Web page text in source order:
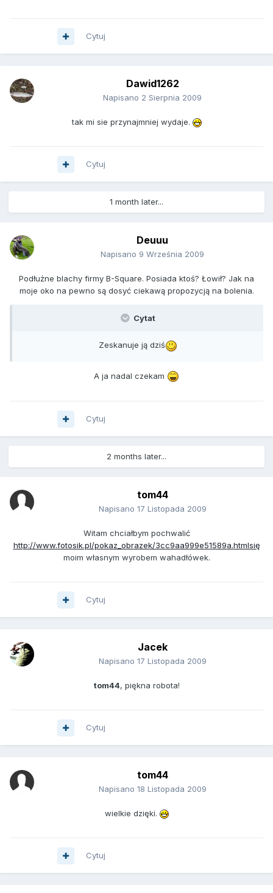
Cytuj
Dawid1262
Napisano 2 Sierpnia 2009
tak mi sie przynajmniej wydaje.
Cytuj
1 month later...
Deuuu
Napisano 9 Września 2009
Podłużne blachy firmy B-Square. Posiada ktoś? Łowił? Jak na
moje oko na pewno są dosyć ciekawą propozycją na bolenia.
Cytat
Zeskanuje ją dziś
A ja nadal czekam
Cytuj
2 months later...
tom44
Napisano 17 Listopada 2009
Witam chciałbym pochwalić
http://www.fotosik.pl/pokaz_obrazek/3cc9aa999e51589a.htmlsię
moim własnym wyrobem wahadłówek.
Cytuj
Jacek
Napisano 17 Listopada 2009
tom44, piękna robota!
Cytuj
tom44
Napisano 18 Listopada 2009
wielkie dzięki.
Cytuj